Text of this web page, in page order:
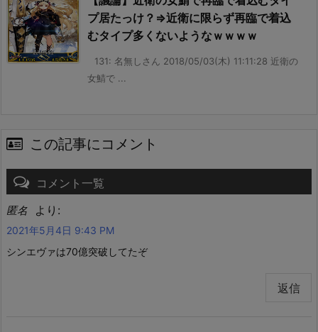
プ居たっけ？⇒近衛に限らず再臨で着込
むタイプ多くないようなｗｗｗｗ
131: 名無しさん 2018/05/03(木) 11:11:28 近衛の
女鯖で ...
この記事にコメント
コメント一覧
匿名 より:
2021年5月4日 9:43 PM
シンエヴァは70億突破してたぞ
返信